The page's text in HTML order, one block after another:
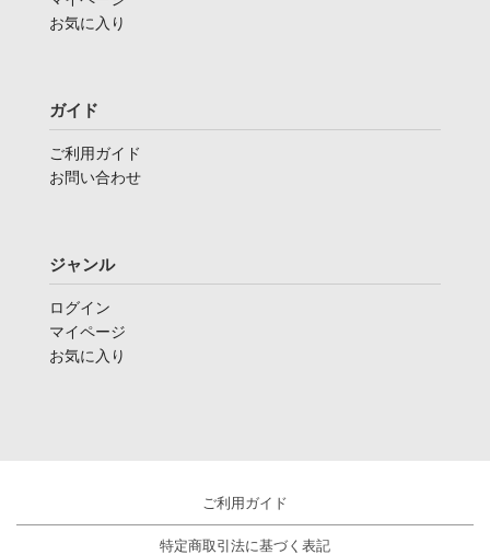
お気に入り
ガイド
ご利用ガイド
お問い合わせ
ジャンル
ログイン
マイページ
お気に入り
ご利用ガイド
特定商取引法に基づく表記